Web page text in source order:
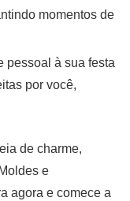
momentos de
pessoal à sua festa
por você,
de charme,
e
agora e comece a